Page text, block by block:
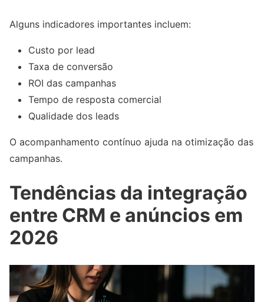
Alguns indicadores importantes incluem:
Custo por lead
Taxa de conversão
ROI das campanhas
Tempo de resposta comercial
Qualidade dos leads
O acompanhamento contínuo ajuda na otimização das
campanhas.
Tendências da integração
entre CRM e anúncios em
2026